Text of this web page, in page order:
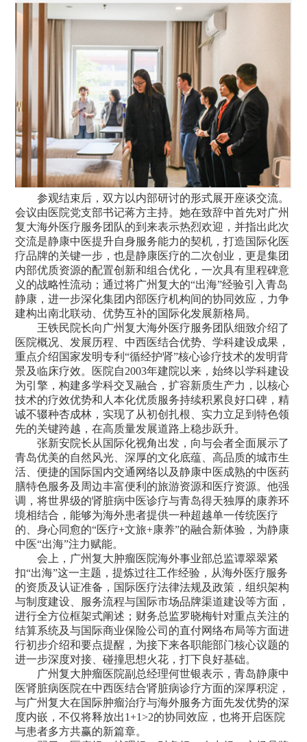
参观结束后，双方以内部研讨的形式展开座谈交流。
会议由医院党支部书记蒋方主持。她在致辞中首先对广州
复大海外医疗服务团队的到来表示热烈欢迎，并指出此次
交流是静康中医提升自身服务能力的契机，打造国际化医
疗品牌的关键一步，也是静康医疗的二次创业，更是集团
内部优质资源的配置创新和组合优化，一次具有里程碑意
义的战略性流动；通过将广州复大的“出海”经验引入青岛
静康，进一步深化集团内部医疗机构间的协同效应，力争
建构出南北联动、优势互补的国际化发展新格局。
王铁民院长向广州复大海外医疗服务团队细致介绍了
医院概况、发展历程、中西医结合优势、学科建设成果，
重点介绍国家发明专利“循经护肾”核心诊疗技术的发明背
景及临床疗效。医院自2003年建院以来，始终以学科建设
为引擎，构建多学科交叉融合，扩容新质生产力，以核心
技术的疗效优势和人本化优质服务持续积累良好口碑，精
诚不辍种杏成林，实现了从初创扎根、实力立足到特色领
先的关键跨越，在高质量发展道路上稳步跃升。
张新安院长从国际化视角出发，向与会者全面展示了
青岛优美的自然风光、深厚的文化底蕴、高品质的城市生
活、便捷的国际国内交通网络以及静康中医成熟的中医药
膳特色服务及周边丰富便利的旅游资源和医疗资源。他强
调，将世界级的肾脏病中医诊疗与青岛得天独厚的康养环
境相结合，能够为海外患者提供一种超越单一传统医疗
的、身心同愈的“医疗+文旅+康养”的融合新体验，为静康
中医“出海”注力赋能。
会上，广州复大肿瘤医院海外事业部总监谭翠翠紧
扣“出海”这一主题，提炼过往工作经验，从海外医疗服务
的资质及认证准备，国际医疗法律法规及政策，组织架构
与制度建设、服务流程与国际市场品牌渠道建设等方面，
进行全方位框架式阐述；财务总监罗晓梅针对重点关注的
结算系统及与国际商业保险公司的直付网络布局等方面进
行初步介绍和要点提醒，为接下来各职能部门核心议题的
进一步深度对接、碰撞思想火花，打下良好基础。
广州复大肿瘤医院副总经理何世银表示，青岛静康中
医肾脏病医院在中西医结合肾脏病诊疗方面的深厚积淀，
与广州复大在国际肿瘤治疗与海外服务方面先发优势的深
度内嵌，不仅将释放出1+1>2的协同效应，也将开启医院
与患者多方共赢的新篇章。